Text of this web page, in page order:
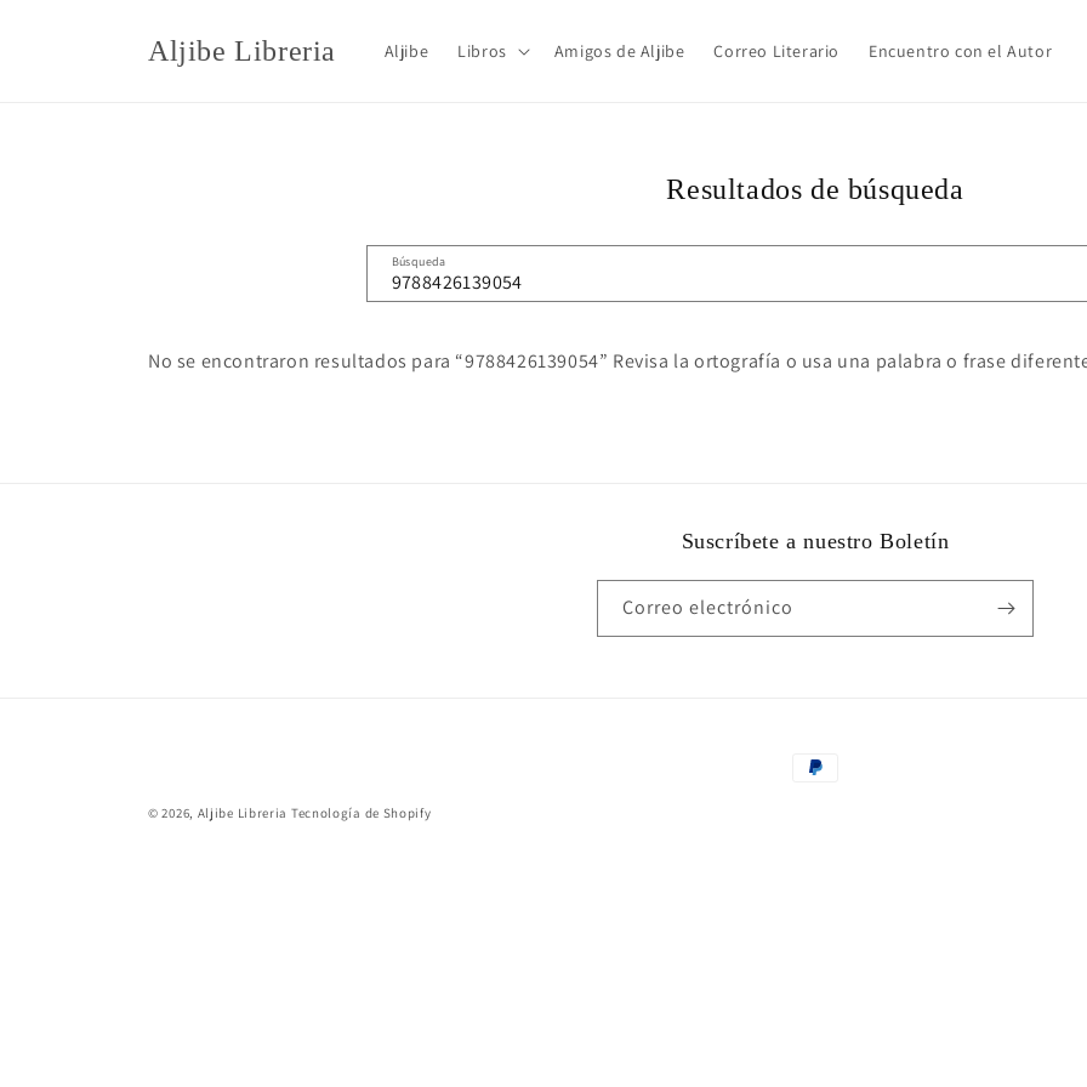
Aljibe Libreria Aljibe Libros Amigos de Aljibe Correo Literario Encuentro con el Autor
Resultados de búsqueda
Búsqueda
No se encontraron resultados para “9788426139054” Revisa la ortografía o usa una palabra o frase
Suscríbete a nuestro Boletín
Correo electrónico
Formas
© 2026, Aljibe Libreria Tecnología de Shopify